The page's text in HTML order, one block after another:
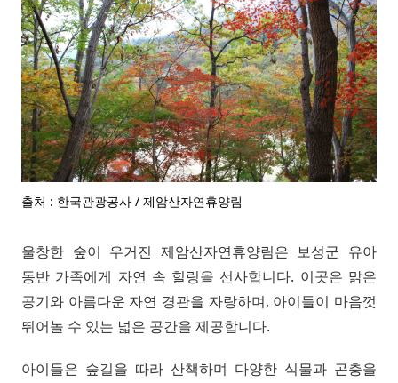
출처 : 한국관광공사 / 제암산자연휴양림
울창한 숲이 우거진 제암산자연휴양림은 보성군 유아
동반 가족에게 자연 속 힐링을 선사합니다. 이곳은 맑은
공기와 아름다운 자연 경관을 자랑하며, 아이들이 마음껏
뛰어놀 수 있는 넓은 공간을 제공합니다.
아이들은 숲길을 따라 산책하며 다양한 식물과 곤충을